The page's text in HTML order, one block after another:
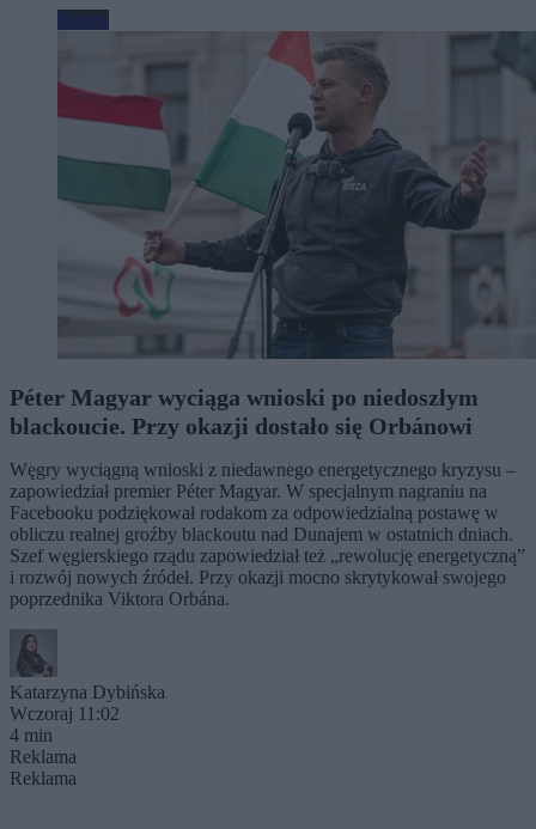
Biznes
Péter Magyar wyciąga wnioski po niedoszłym
blackoucie. Przy okazji dostało się Orbánowi
Węgry wyciągną wnioski z niedawnego energetycznego kryzysu –
zapowiedział premier Péter Magyar. W specjalnym nagraniu na
Facebooku podziękował rodakom za odpowiedzialną postawę w
obliczu realnej groźby blackoutu nad Dunajem w ostatnich dniach.
Szef węgierskiego rządu zapowiedział też „rewolucję energetyczną”
i rozwój nowych źródeł. Przy okazji mocno skrytykował swojego
poprzednika Viktora Orbána.
Katarzyna Dybińska
Wczoraj 11:02
4 min
Reklama
Reklama